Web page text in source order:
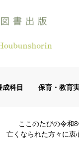
成科目 保育・教育
ここのたびの令和
亡くなられた方々に衷